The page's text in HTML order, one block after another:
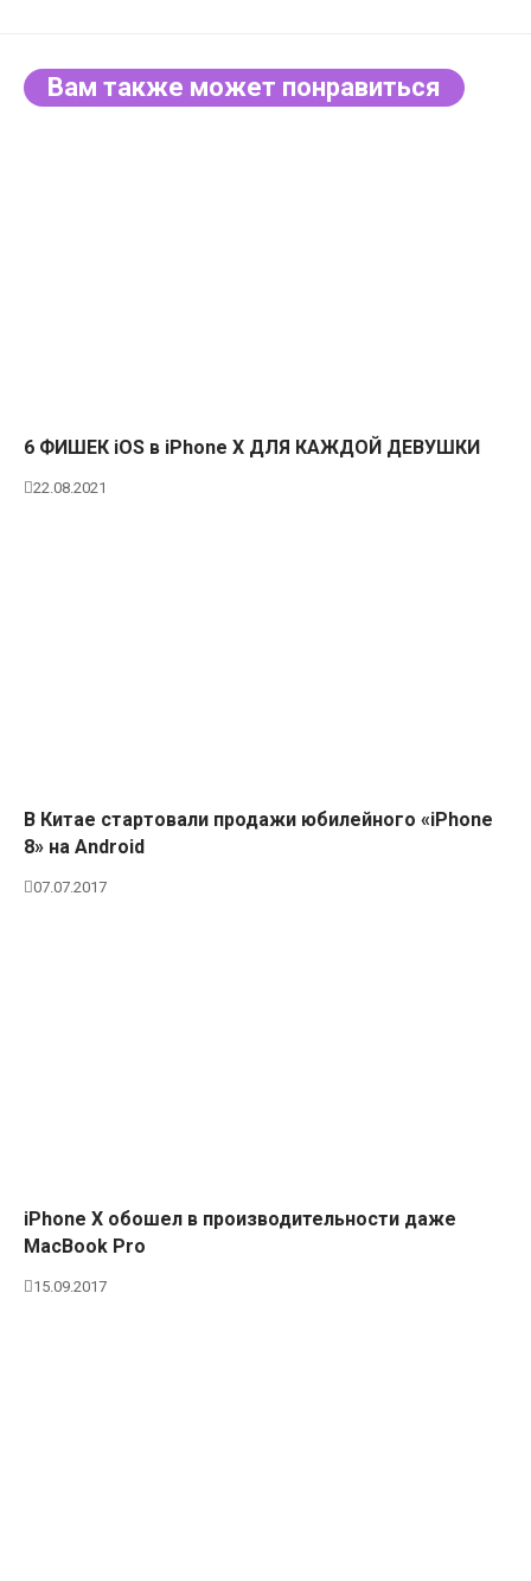
Вам также может понравиться
6 ФИШЕК iOS в iPhone X ДЛЯ КАЖДОЙ ДЕВУШКИ
22.08.2021
В Китае стартовали продажи юбилейного «iPhone
8» на Android
07.07.2017
iPhone X обошел в производительности даже
MacBook Pro
15.09.2017